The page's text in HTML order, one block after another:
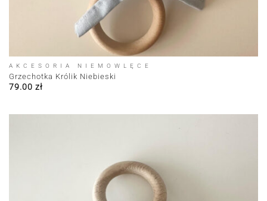
AKCESORIA NIEMOWLĘCE
Grzechotka Królik Niebieski
79.00 zł